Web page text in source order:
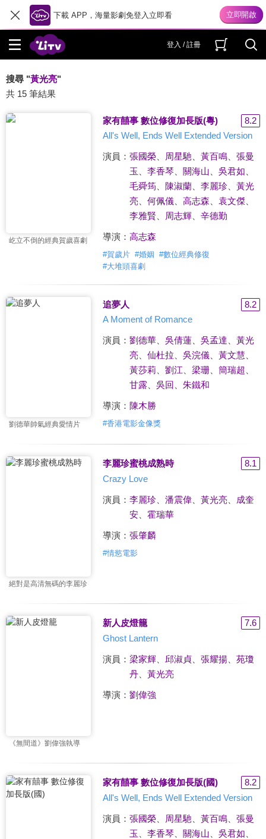
下載 APP，海量影劇免登入立即看
登入 / 註冊
搜尋 "黃光亮"
共 15 筆結果
屹立不倒的經典賀歲喜劇
家有囍事 數位修復加長版(粵)
8.2
All's Well, Ends Well Extended Version
演員： 張國榮、 周星馳 黃百鳴、 張曼
玉
李香琴 關海山 吳君如
毛舜筠、 陳淑蘭、 李麗珍、 黃光
亮、 何佩儀、 高志森 袁文傑、
李雅賢
周志輝、 辛德勤
導演： 高志森
#賀歲片 #婚姻 #數位經典修復
#大堆頭喜劇
劉德華帥氣經典愛情片
追夢人
8.2
A Moment of Romance
演員： 劉德華、 吳倩蓮、 吳孟達
黃光
亮、 仙杜拉 吳浣儀、 黃文慧、
黃莎莉
劉江 梁珊、 簡瑞超
甘露、 吳回 朱鐵和
導演： 陳木勝
#香港電影金像獎
絕對是高清無碼的李麗珍
李麗珍蜜桃成熟時
8.1
Crazy Love
演員： 李麗珍、 潘震偉、 黃光亮、 成奎
安、 霍瑞華
導演： 張肇麟
#情慾電影
《無間道》劉偉強執導
新人皮燈籠
7.6
Ghost Lantern
演員： 梁家輝、 邱淑貞、 張耀揚、 苑瓊
丹、 黃光亮
導演： 劉偉強
家有囍事 數位修復加長版(國)
8.2
All's Well, Ends Well Extended Version
演員： 張國榮、 周星馳 黃百鳴、 張曼
玉
李香琴 關海山 吳君如